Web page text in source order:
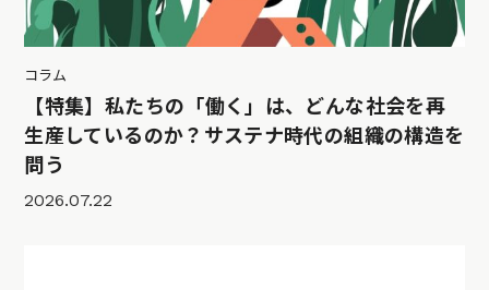
コラム
【特集】私たちの「働く」は、どんな社会を再
生産しているのか？サステナ時代の組織の構造を
問う
2026.07.22